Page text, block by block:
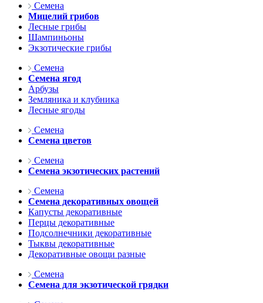
Семена
Мицелий грибов
Лесные грибы
Шампиньоны
Экзотические грибы
Семена
Семена ягод
Арбузы
Земляника и клубника
Лесные ягоды
Семена
Семена цветов
Семена
Семена экзотических растений
Семена
Семена декоративных овощей
Капусты декоративные
Перцы декоративные
Подсолнечники декоративные
Тыквы декоративные
Декоративные овощи разные
Семена
Семена для экзотической грядки